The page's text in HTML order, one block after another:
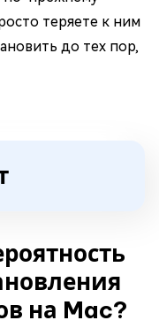
теряете к ним
до тех пор,
на Mac?